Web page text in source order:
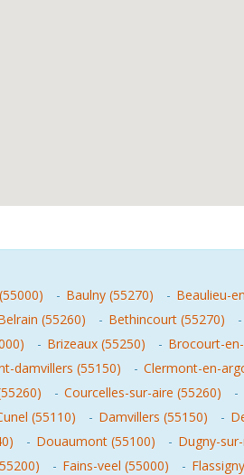
- Baulny (55270) - Beaulieu-
(55260) - Bethincourt (55270) -
- Brizeaux (55250) - Brocourt-
damvillers (55150) - Clermont-en-
- Courcelles-sur-aire (55260) -
(55110) - Damvillers (55150) -
- Douaumont (55100) - Dugny-
- Fains-veel (55000) -